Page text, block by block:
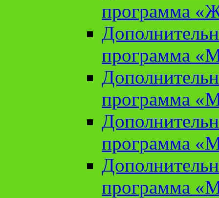
программа
программа
программа
программа
программа